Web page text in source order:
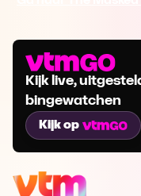
Kijk live,
bingewatchen
Kijk op